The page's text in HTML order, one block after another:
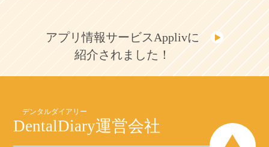
アプリ情報サービスApplivに
紹介されました！
DentalDiary運営会社